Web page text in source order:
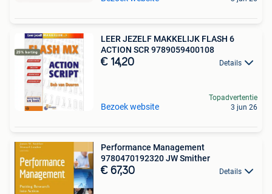
LEER JEZELF MAKKELIJK FLASH 6
ACTION SCR 9789059400108
€ 14,20 Details
Bezoek website
Topadvertentie
3 jun 26
Performance Management
9780470192320 JW Smither
€ 67,30 Details